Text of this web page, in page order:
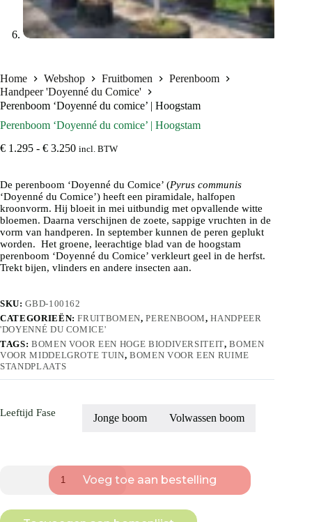
Home Webshop Fruitbomen
Perenboom
Handpeer 'Doyenné du Comice'
Perenboom ‘Doyenné du comice’ | Hoogstam
Perenboom ‘Doyenné du comice’ | Hoogstam
€ 1.295 - € 3.250Prijsklasse:
€ 3.250
incl. BTW
De perenboom ‘Doyenné du Comice’ (Pyrus communis
‘Doyenné du Comice’) heeft een piramidale, halfopen
kroonvorm. Hij bloeit in mei uitbundig met opvallende witte
bloemen. Daarna verschijnen de zoete, sappige vruchten in de
vorm van handperen. In september kunnen de peren geplukt
worden. Het groene, leerachtige blad van de hoogstam
perenboom ‘Doyenné du Comice’ verkleurt geel in de herfst.
Trekt bijen, vlinders en andere insecten aan.
SKU:GBD-100162
CATEGORIEËN:FRUITBOMEN,PERENBOOM,HANDPEER
'DOYENNÉ DU COMICE'
TAGS: BOMEN VOOR EEN HOGE BIODIVERSITEIT,BOMEN
VOOR MIDDELGROTE TUIN, BOMEN VOOR EEN RUIME
STANDPLAATS
Leeftijd Fase Jonge boom Volwassen boom
|
Voeg toe aan bestelling